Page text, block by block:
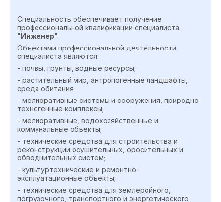
Специальность обеспечивает получение
профессиональной квалификации специалиста
"Инженер".
Объектами профессиональной деятельности
специалиста являются:
- почвы, грунты, водные ресурсы;
- растительный мир, антропогенные ландшафты,
среда обитания;
- мелиоративные системы и сооружения, природно-
техногенные комплексы;
- мелиоративные, водохозяйственные и
коммунальные объекты;
- технические средства для строительства и
реконструкции осушительных, оросительных и
обводнительных систем;
- культуртехнические и ремонтно-
эксплуатационные объекты;
- технические средства для землеройного,
погрузочного, транспортного и энергетического